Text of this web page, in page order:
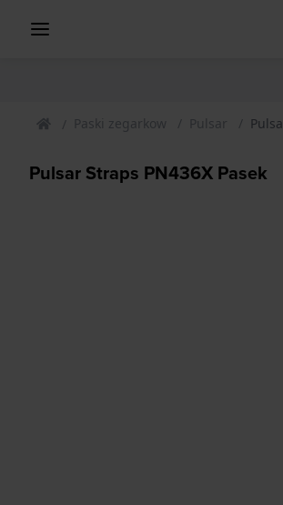
Paski zegarkow Pulsar
Pulsar Straps PN436X Pasek